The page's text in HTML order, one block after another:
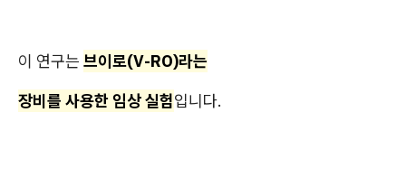
이 연구는 브이로(V-RO)라는
장비를 사용한 임상 실험입니다.